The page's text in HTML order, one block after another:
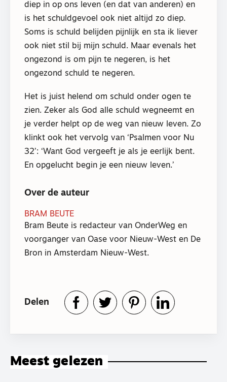
diep in op ons leven (en dat van anderen) en
is het schuldgevoel ook niet altijd zo diep.
Soms is schuld belijden pijnlijk en sta ik liever
ook niet stil bij mijn schuld. Maar evenals het
ongezond is om pijn te negeren, is het
ongezond schuld te negeren.
Het is juist helend om schuld onder ogen te
zien. Zeker als God alle schuld wegneemt en
je verder helpt op de weg van nieuw leven. Zo
klinkt ook het vervolg van ‘Psalmen voor Nu
32’: ‘Want God vergeeft je als je eerlijk bent.
En opgelucht begin je een nieuw leven.’
Over de auteur
BRAM BEUTE
Bram Beute is redacteur van OnderWeg en
voorganger van Oase voor Nieuw-West en De
Bron in Amsterdam Nieuw-West.
Delen
Meest gelezen